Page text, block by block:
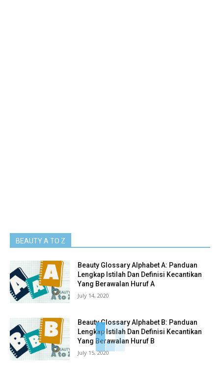
BEAUTY A TO Z
Beauty Glossary Alphabet A: Panduan
Lengkap Istilah Dan Definisi Kecantikan
Yang Berawalan Huruf A
July 14, 2020
Beauty Glossary Alphabet B: Panduan
Lengkap Istilah Dan Definisi Kecantikan
Yang Berawalan Huruf B
July 15, 2020